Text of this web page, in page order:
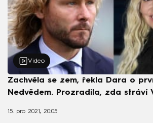
Video
Zachvěla se zem, řekla Dara o
Nedvědem. Prozradila, zda stráví
15. pro 2021, 20:05